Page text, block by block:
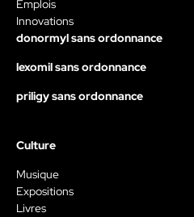
Emplois
Innovations
donormyl sans ordonnance
lexomil sans ordonnance
priligy sans ordonnance
Culture
Musique
Expositions
Livres